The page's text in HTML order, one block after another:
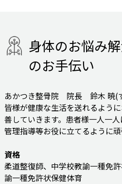
身体のお悩み解
のお手伝い
あかつき整骨院 院長 鈴木 暁(す
皆様が健康な生活を送れるよう
善していきます。患者様一人一
管理指導等お役に立てるように頑
資格
柔道整復師、中学校教諭一種免
諭一種免許状保健体育